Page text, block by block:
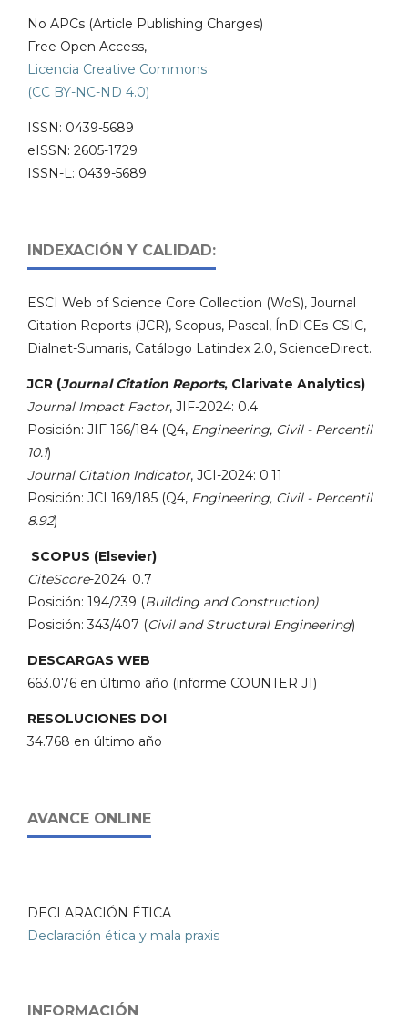
No APCs (Article Publishing Charges)
Free Open Access,
Licencia Creative Commons
(CC BY-NC-ND 4.0)
ISSN: 0439-5689
eISSN: 2605-1729
ISSN-L: 0439-5689
INDEXACIÓN Y CALIDAD:
ESCI Web of Science Core Collection (WoS), Journal
Citation Reports (JCR), Scopus, Pascal, ÍnDICEs-CSIC,
Dialnet-Sumaris, Catálogo Latindex 2.0, ScienceDirect.
JCR (Journal Citation Reports, Clarivate Analytics)
Journal Impact Factor, JIF-2024: 0.4
Posición: JIF 166/184 (Q4, Engineering, Civil - Percentil
10.1)
Journal Citation Indicator, JCI-2024: 0.11
Posición: JCI 169/185 (Q4, Engineering, Civil - Percentil
8.92)
SCOPUS (Elsevier)
CiteScore-2024: 0.7
Posición: 194/239 (Building and Construction)
Posición: 343/407 (Civil and Structural Engineering)
DESCARGAS WEB
663.076 en último año (informe COUNTER J1)
RESOLUCIONES DOI
34.768 en último año
AVANCE ONLINE
DECLARACIÓN ÉTICA
Declaración ética y mala praxis
INFORMACIÓN